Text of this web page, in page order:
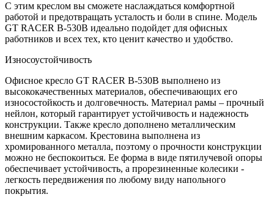
С этим креслом вы сможете наслаждаться комфортной
работой и предотвращать усталость и боли в спине. Модель
GT RACER B-530B идеально подойдет для офисных
работников и всех тех, кто ценит качество и удобство.
Износоустойчивость
Офисное кресло GT RACER B-530B выполнено из
высококачественных материалов, обеспечивающих его
износостойкость и долговечность. Материал рамы – прочный
нейлон, который гарантирует устойчивость и надежность
конструкции. Также кресло дополнено металлическим
внешним каркасом. Крестовина выполнена из
хромированного металла, поэтому о прочности конструкции
можно не беспокоиться. Ее форма в виде пятилучевой опоры
обеспечивает устойчивость, а прорезиненные колесики -
легкость передвижения по любому виду напольного
покрытия.